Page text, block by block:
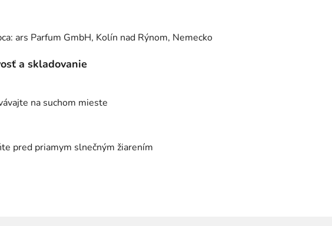
ars Parfum GmbH, Kolín nad Rýnom, Nemecko
a skladovanie
na suchom mieste
pred priamym slnečným žiarením